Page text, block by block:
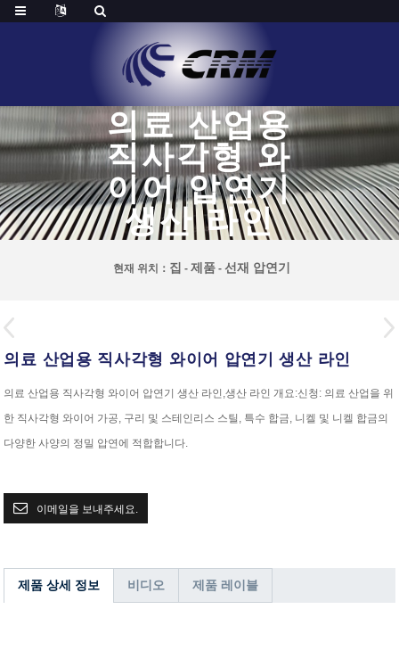
의료 산업용
직사각형 와
이어 압연기
생산 라인
현재 위치： 집 - 제품 - 선재 압연기
의료 산업용 직사각형 와이어 압연기 생산 라인
의료 산업용 직사각형 와이어 압연기 생산 라인,생산 라인 개요:신청: 의료 산업을 위
한 직사각형 와이어 가공, 구리 및 스테인리스 스틸, 특수 합금, 니켈 및 니켈 합금의
다양한 사양의 정밀 압연에 적합합니다.
이메일을 보내주세요.
제품 상세 정보 비디오 제품 레이블